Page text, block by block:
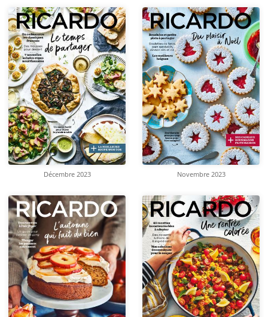
Décembre 2023 Novembre 2023